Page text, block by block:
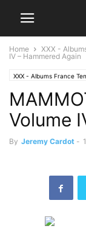
Home XXX -
IV – Hammered Again
XXX - Albums France
Volume
By Jeremy Cardot -